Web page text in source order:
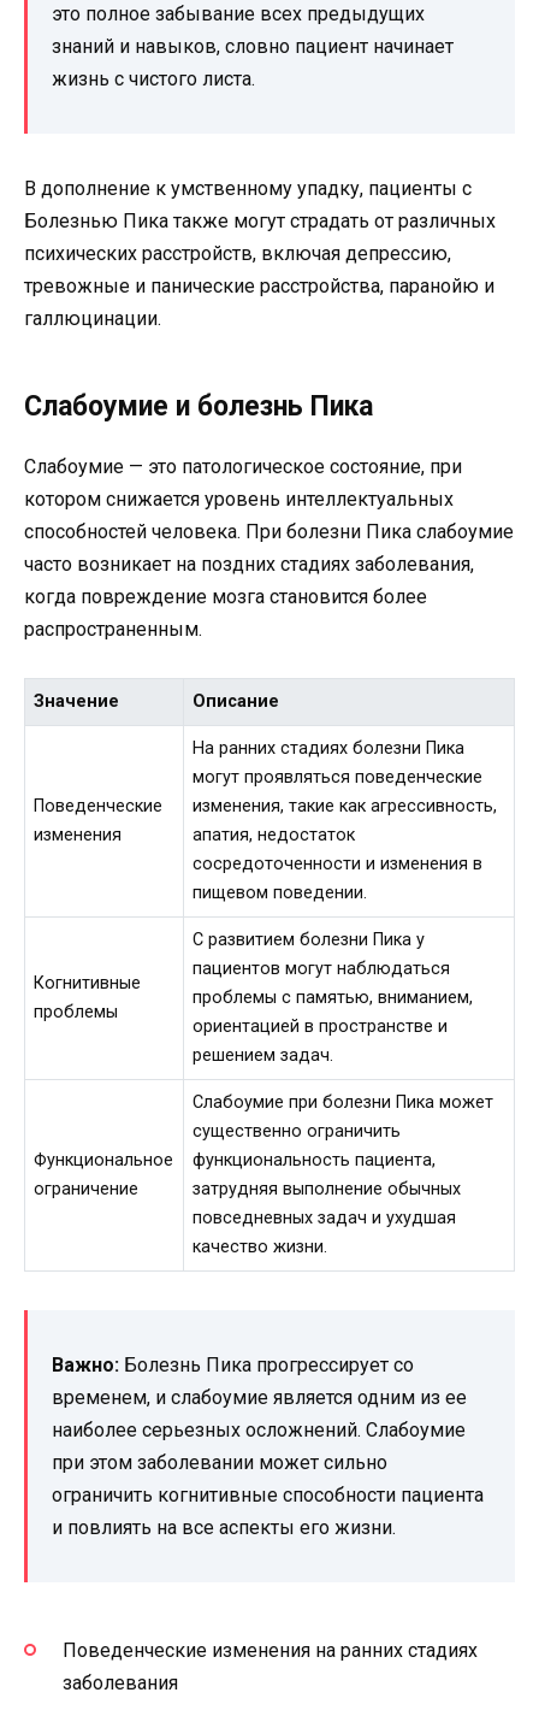
это полное забывание всех предыдущих
знаний и навыков, словно пациент начинает
жизнь с чистого листа.
В дополнение к умственному упадку, пациенты с
Болезнью Пика также могут страдать от различных
психических расстройств, включая депрессию,
тревожные и панические расстройства, паранойю и
галлюцинации.
Слабоумие и болезнь Пика
Слабоумие — это патологическое состояние, при
котором снижается уровень интеллектуальных
способностей человека. При болезни Пика слабоумие
часто возникает на поздних стадиях заболевания,
когда повреждение мозга становится более
распространенным.
Значение Описание
Поведенческие
изменения
На ранних стадиях болезни Пика
могут проявляться поведенческие
изменения, такие как агрессивность,
апатия, недостаток
сосредоточенности и изменения в
пищевом поведении.
Когнитивные
проблемы
С развитием болезни Пика у
пациентов могут наблюдаться
проблемы с памятью, вниманием,
ориентацией в пространстве и
решением задач.
Функциональное
ограничение
Слабоумие при болезни Пика может
существенно ограничить
функциональность пациента,
затрудняя выполнение обычных
повседневных задач и ухудшая
качество жизни.
Важно: Болезнь Пика прогрессирует со
временем, и слабоумие является одним из ее
наиболее серьезных осложнений. Слабоумие
при этом заболевании может сильно
ограничить когнитивные способности пациента
и повлиять на все аспекты его жизни.
Поведенческие изменения на ранних стадиях
заболевания